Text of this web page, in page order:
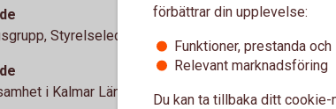
Styrelseledamot
i Kalmar Län, Styrelseordförande
förbättrar din upplevelse:
Funktioner, prestanda
Relevant marknadsföring
Du kan ta tillbaka ditt